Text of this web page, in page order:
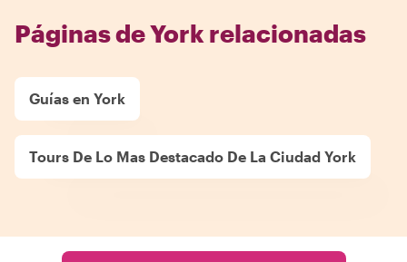
Páginas de York relacionadas
Guías en York
Tours De Lo Mas Destacado De La Ciudad York